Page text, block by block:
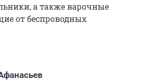
а также варочные
от беспроводных